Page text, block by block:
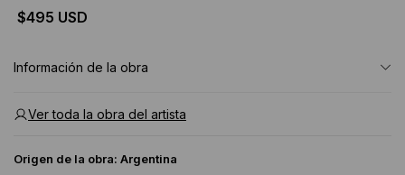
$495 USD
Información de la obra
Ver toda la obra del artista
Origen de la obra: Argentina